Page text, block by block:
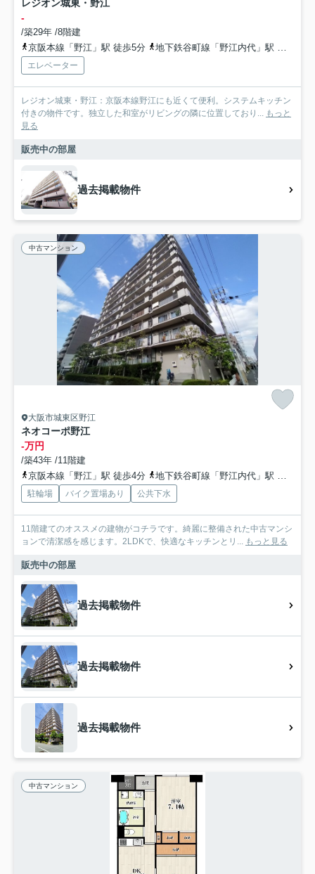
レジオン城東・野江
-
/築29年 /8階建
京阪本線「野江」駅 徒歩5分
地下鉄谷町線「野江内代」駅 徒歩6分
エレベーター
レジオン城東・野江：京阪本線野江にも近くて便利。システムキッチン
付きの物件です。独立した和室がリビングの隣に位置しており... もっと
見る
販売中の部屋
過去掲載物件
中古マンション
大阪市城東区野江
ネオコーポ野江
-万円
/築43年 /11階建
京阪本線「野江」駅 徒歩4分
地下鉄谷町線「野江内代」駅 徒歩7分
駐輪場 バイク置場あり 公共下水
11階建てのオススメの建物がコチラです。綺麗に整備された中古マンシ
ョンで清潔感を感じます。2LDKで、快適なキッチンとリ... もっと見る
販売中の部屋
過去掲載物件
過去掲載物件
過去掲載物件
中古マンション